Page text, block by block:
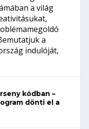
a világ
a
indulóját,
kódban –
dönti el a